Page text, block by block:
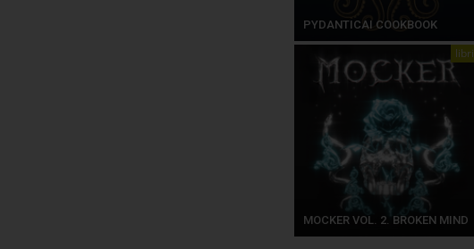
PYDANTICAI COOKBOOK
libri
MOCKER VOL. 2. BROKEN MIND